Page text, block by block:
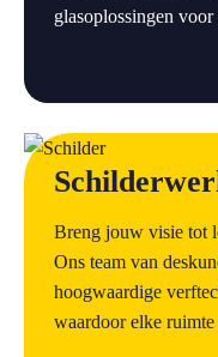
glasoplossingen
Breng jouw visie tot
Ons team van
hoogwaardige
waardoor elke
a